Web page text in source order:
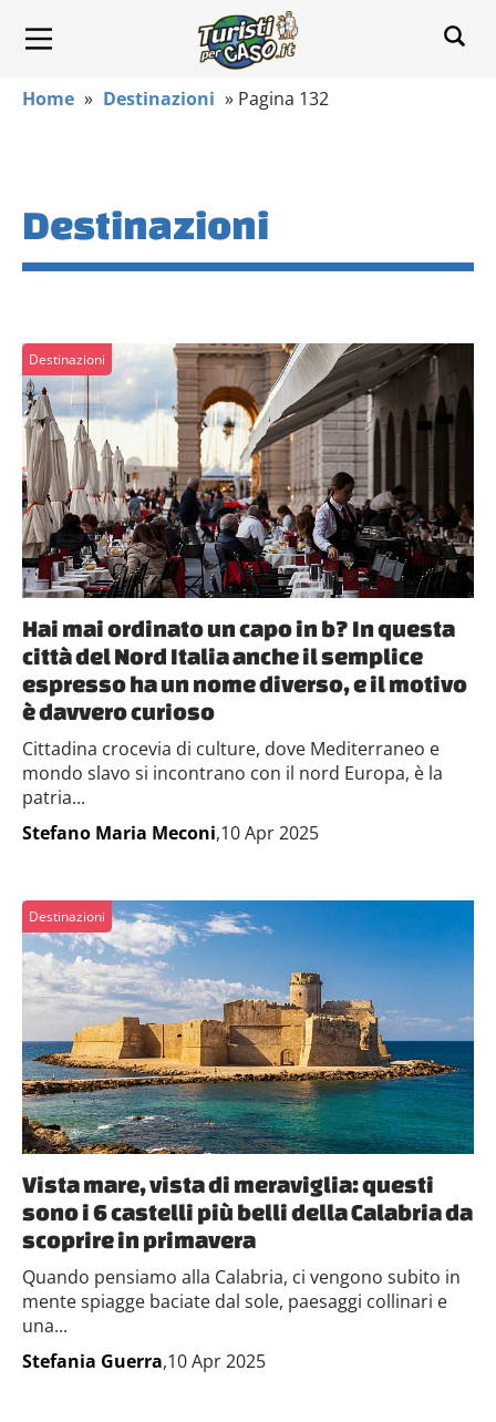
Home » Destinazioni » Pagina 132
Destinazioni
Destinazioni
Hai mai ordinato un capo in b? In questa
città del Nord Italia anche il semplice
espresso ha un nome diverso, e il motivo
è davvero curioso
Cittadina crocevia di culture, dove Mediterraneo e
mondo slavo si incontrano con il nord Europa, è la
patria...
Stefano Maria Meconi,10 Apr 2025
Destinazioni
Vista mare, vista di meraviglia: questi
sono i 6 castelli più belli della Calabria da
scoprire in primavera
Quando pensiamo alla Calabria, ci vengono subito in
mente spiagge baciate dal sole, paesaggi collinari e
una...
Stefania Guerra,10 Apr 2025